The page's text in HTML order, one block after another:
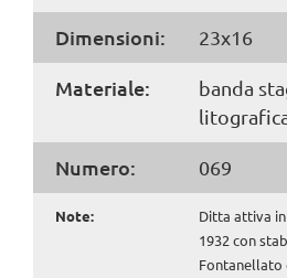
Dimensioni: 23x16
Materiale:
banda
Numero: 069
Note:
Ditta attiva
1932 con
Fontanellato